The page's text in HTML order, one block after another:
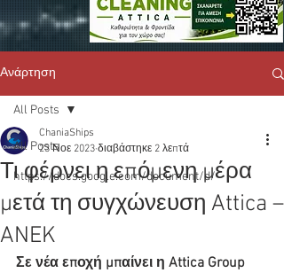
Ανάρτηση
All Posts
https://docs.google.com/document/d/
All Posts
Τι φέρνει η επόμενη μέρα
μετά τη συγχώνευση Attica –
ANEK
ChaniaShips
23 Νοε 2023 διαβάστηκε 2 λεπτά
Σε νέα εποχή μπαίνει η Attica Group